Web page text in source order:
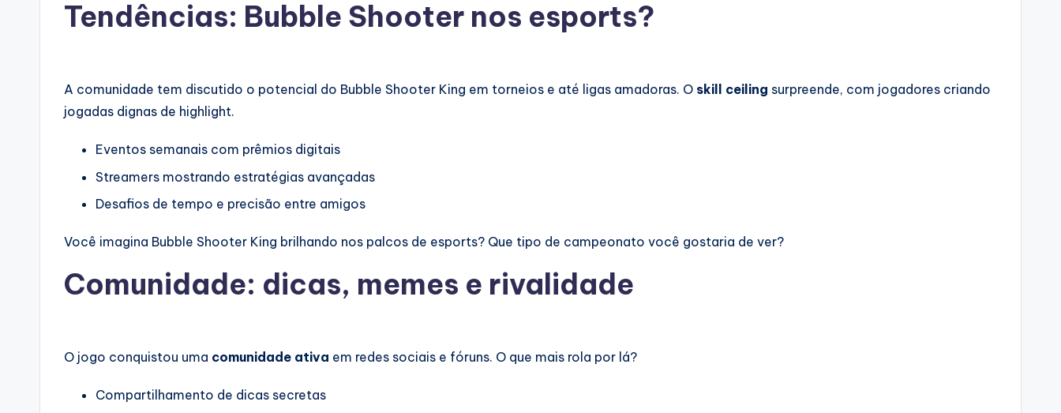
Tendências: Bubble Shooter nos esports?
A comunidade tem discutido o potencial do Bubble Shooter King em torneios e até ligas amadoras. O skill ceiling surpreende, com jogadores criando
jogadas dignas de highlight.
Eventos semanais com prêmios digitais
Streamers mostrando estratégias avançadas
Desafios de tempo e precisão entre amigos
Você imagina Bubble Shooter King brilhando nos palcos de esports? Que tipo de campeonato você gostaria de ver?
Comunidade: dicas, memes e rivalidade
O jogo conquistou uma comunidade ativa em redes sociais e fóruns. O que mais rola por lá?
Compartilhamento de dicas secretas